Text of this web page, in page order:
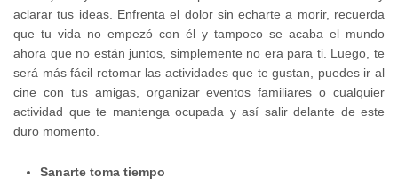
aclarar tus ideas. Enfrenta el dolor sin echarte a morir, recuerda
que tu vida no empezó con él y tampoco se acaba el mundo
ahora que no están juntos, simplemente no era para ti. Luego, te
será más fácil retomar las actividades que te gustan, puedes ir al
cine con tus amigas, organizar eventos familiares o cualquier
actividad que te mantenga ocupada y así salir delante de este
duro momento.
Sanarte toma tiempo